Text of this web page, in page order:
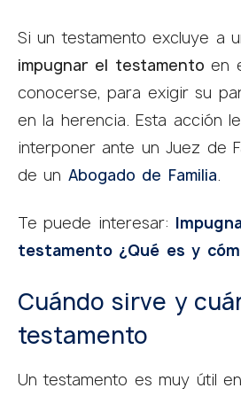
Si un testamento excluye a
impugnar el testamento en
conocerse, para exigir su
en la herencia. Esta acción
interponer ante un Juez de
de un Abogado de Familia
Te puede interesar:
testamento ¿Qué es y
Cuándo sirve y
testamento
Un testamento es muy útil